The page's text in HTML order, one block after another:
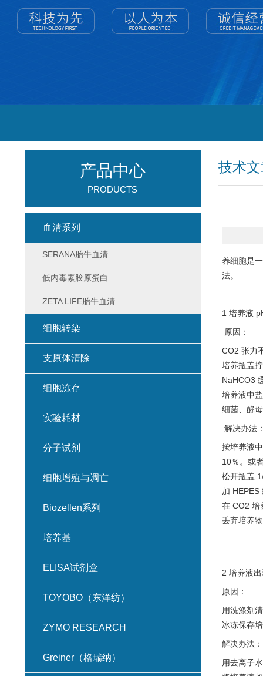
技术
养细胞是
法。
1 培养液
原因：
CO2 张力
培养瓶盖
NaHCO3
培养液中
细菌、酵
解决办法
按培养液
10％。或
松开瓶盖
加
在 CO2 培
丢弃培养
2 培养液
原因：
用洗涤剂
冰冻保存
解决办法：
用去离子
产品中心
PRODUCTS
血清系列
SERANA胎牛血清
低内毒素胶原蛋白
ZETA LIFE胎牛血清
细胞转染
支原体清除
细胞冻存
实验耗材
分子试剂
细胞增殖与凋亡
Biozellen系列
培养基
ELISA试剂盒
TOYOBO（东洋纺）
ZYMO RESEARCH
Greiner（格瑞纳）